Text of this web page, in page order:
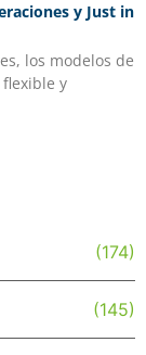
y Just in
los modelos de
y
(174)
(145)